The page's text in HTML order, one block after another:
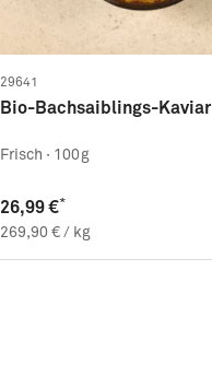
29641
Bio-Bachsaiblings-Kaviar
Frisch · 100g
26,99 €*
269,90 € / kg